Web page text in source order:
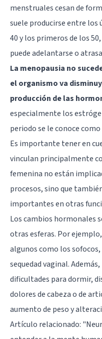
menstruales cesan de
suele producirse entre los
40 y los primeros de los
puede adelantarse o
La menopausia no
el organismo va
producción de las
especialmente los
periodo se le conoce
Es importante tener en
vinculan principalmente
femenina no están
procesos, sino que
importantes en otras
Los cambios hormonales
otras esferas. Por
algunos como los
sequedad vaginal.
dificultades para dormir,
dolores de cabeza o de
aumento de peso y
Artículo relacionado: